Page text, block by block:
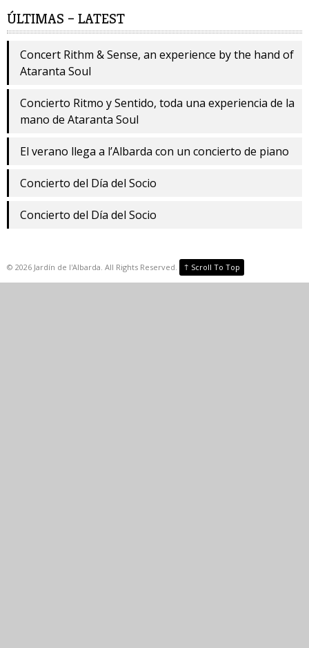
ÚLTIMAS – LATEST
Concert Rithm & Sense, an experience by the hand of
Ataranta Soul
Concierto Ritmo y Sentido, toda una experiencia de la
mano de Ataranta Soul
El verano llega a l’Albarda con un concierto de piano
Concierto del Día del Socio
Concierto del Día del Socio
© 2026 Jardín de l'Albarda. All Rights Reserved. ↑ Scroll To Top